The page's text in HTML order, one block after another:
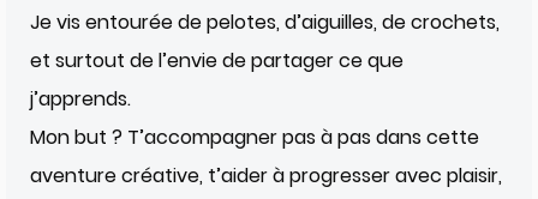
Je vis entourée de pelotes, d’aiguilles, de crochets,
et surtout de l’envie de partager ce que
j’apprends.
Mon but ? T’accompagner pas à pas dans cette
aventure créative, t’aider à progresser avec plaisir,